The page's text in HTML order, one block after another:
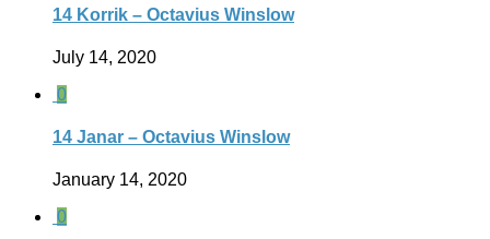
14 Korrik – Octavius Winslow
July 14, 2020
0
14 Janar – Octavius Winslow
January 14, 2020
0